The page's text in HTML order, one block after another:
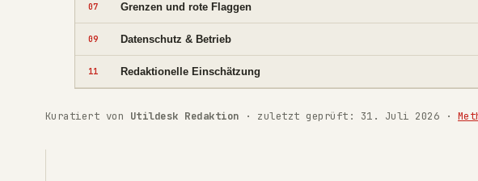
07 Grenzen und rote Flaggen
09 Datenschutz & Betrieb
11 Redaktionelle Einschätzung
Kuratiert von Utildesk Redaktion · zuletzt geprüft: 31. Juli 2026 ·